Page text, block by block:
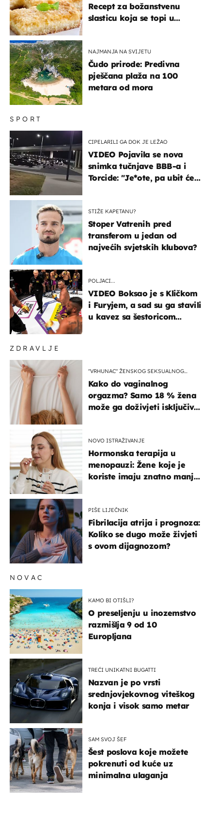
ZDRAVLJE
"VRHUNAC" ŽENSKOG SEKSUALNOG
Kako do vaginalnog
orgazma? Samo 18 % žena
može ga doživjeti isključivo
NOVO ISTRAŽIVANJE
Hormonska terapija u
menopauzi: Žene koje je
koriste imaju znatno manji
PIŠE LIJEČNIK
Fibrilacija atrija i prognoza:
Koliko se dugo može živjeti
s ovom dijagnozom?
SPORT
CIPELARILI GA DOK JE LEŽAO
VIDEO Pojavila se nova
snimka tučnjave BBB-a i
Torcide: "Je*ote, pa ubit će
STIŽE KAPETANU?
Stoper Vatrenih pred
transferom u jedan od
najvećih svjetskih klubova?
POLJACI...
VIDEO Boksao je s Kličkom
i Furyjem, a sad su ga stavili
u kavez sa šestoricom
Recept za božanstvenu
slasticu koja se topi u
NAJMANJA NA SVIJETU
Čudo prirode: Predivna
pješčana plaža na 100
metara od mora
NOVAC
KAMO BI OTIŠLI?
O preseljenju u inozemstvo
razmišlja 9 od 10
Europljana
TREĆI UNIKATNI BUGATTI
Nazvan je po vrsti
srednjovjekovnog viteškog
konja i visok samo metar
SAM SVOJ ŠEF
Šest poslova koje možete
pokrenuti od kuće uz
minimalna ulaganja